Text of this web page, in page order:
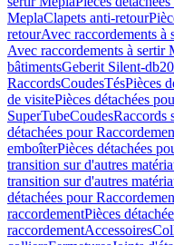
MeplaClapets anti-retour
retourAvec raccordements à
Avec raccordements à sertir
bâtimentsGeberit Silent-db20
RaccordsCoudesTésPièces
de visitePièces détachées
SuperTubeCoudesRaccords
détachées pour
emboîterPièces détachées
transition sur d'autres
transition sur d'autres
détachées pour
raccordementPièces
raccordementAccessoires